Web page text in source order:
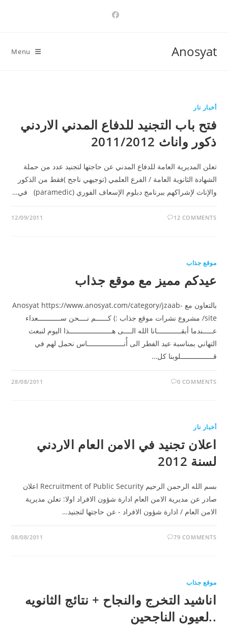
Anosyat
Menu
أخبار نار
فتح باب التجنيد للدفاع المدني الاردني
ذكور واناث 2011/2012
تعلن المديرية العامة للدفاع المدني عن حاجتها لتجنيد عدد من حملة
الشهادة الثانوية العامة / الفرع العلمي (توجيهي ناجح )فقط من الذكور
والإناث لإشراكهم ببرنامج دبلوم الإسعاف الفوري (paramedic) في…
12 COMMENTS
12/09/2011
موقع جذاب
عيدكم مميز مع موقع جذاب
بالتعاون مع Anosyat https://www.anosyat.com/category/jzaab-
site/ مشروع نشرات موقع جذاب :) كــــــم نــــحن ســـــــــــعداء
عـــــندما أبقــــــــــــانا الله الــــى هـــــــــــــــــــــذا اليوم لنبعث
التهاني بمناسبة عيد الفطر الى أُنــــــــــــــــــاس نحمل لهم في
قــــــــــــــــلوبنا كل…
0 COMMENTS
28/08/2011
أخبار نار
اعلان تجنيد في الامن العام الاردني
لسنة 2012
بسم الله الرحمن الرحيم Recruitment of Public Security اعلان
صادر عن مديرية الامن العام ادارة شؤون الافراد اولا: تعلن مديرية
الامن العام / ادارة شؤون الافراد - عن حاجتها لتجنيد…
79 COMMENTS
08/08/2011
موقع جذاب
اناشيد التخرج والنجاح + نتائج الثانويه
..لعيون الناجحين